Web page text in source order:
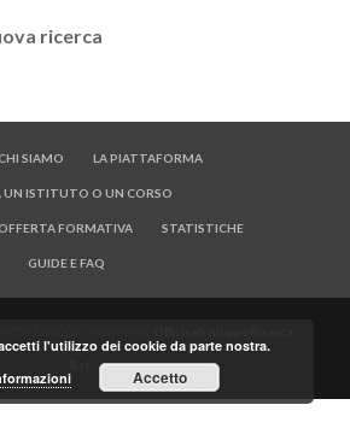
ricerca
CHI SIAMO LA PIATTAFORMA
UN ISTITUTO O UN CORSO
FORMATIVA STATISTICHE
GUIDE E FAQ
l'utilizzo dei cookie da parte nostra.
Accetto